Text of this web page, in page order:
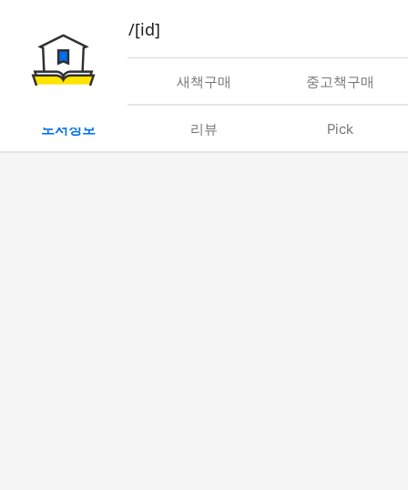
book/rent/[id]
대여 새책구매 중고책구매
도서정보 리뷰 Pick